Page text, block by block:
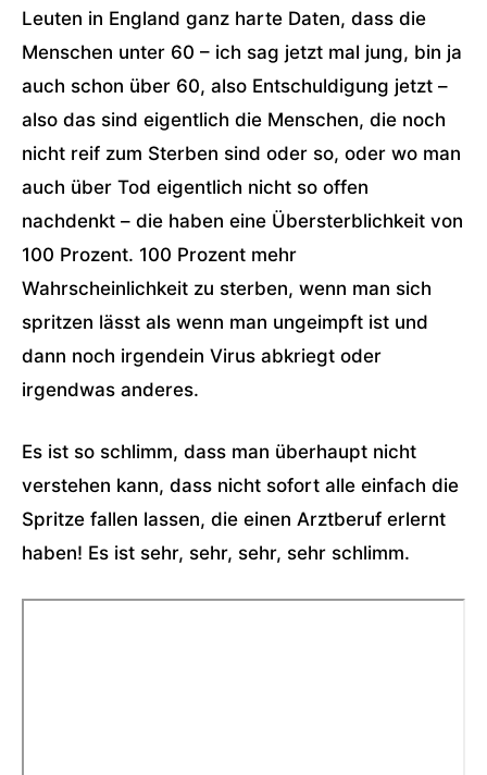
Leuten in England ganz harte Daten, dass die
Menschen unter 60 – ich sag jetzt mal jung, bin ja
auch schon über 60, also Entschuldigung jetzt –
also das sind eigentlich die Menschen, die noch
nicht reif zum Sterben sind oder so, oder wo man
auch über Tod eigentlich nicht so offen
nachdenkt – die haben eine Übersterblichkeit von
100 Prozent. 100 Prozent mehr
Wahrscheinlichkeit zu sterben, wenn man sich
spritzen lässt als wenn man ungeimpft ist und
dann noch irgendein Virus abkriegt oder
irgendwas anderes.
Es ist so schlimm, dass man überhaupt nicht
verstehen kann, dass nicht sofort alle einfach die
Spritze fallen lassen, die einen Arztberuf erlernt
haben! Es ist sehr, sehr, sehr, sehr schlimm.